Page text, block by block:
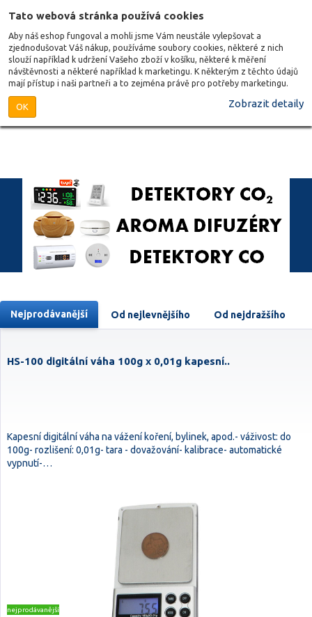
Tato webová stránka používá cookies
Aby náš eshop fungoval a mohli jsme Vám neustále vylepšovat a
zjednodušovat Váš nákup, používáme soubory cookies, některé z nich
slouží například k udržení Vašeho zboží v košíku, některé k měření
návštěvnosti a některé například k marketingu. K některým z těchto údajů
mají přístup i naši partneři a to zejména právě pro potřeby marketingu.
OK Zobrazit detaily
Nejprodávanější Od nejlevnějšího Od nejdražšího
HS-100 digitální váha 100g x 0,01g kapesní..
Kapesní digitální váha na vážení koření, bylinek, apod.- váživost: do
100g- rozlišení: 0,01g- tara - dovažování- kalibrace- automatické
vypnutí-…
nejprodávanější